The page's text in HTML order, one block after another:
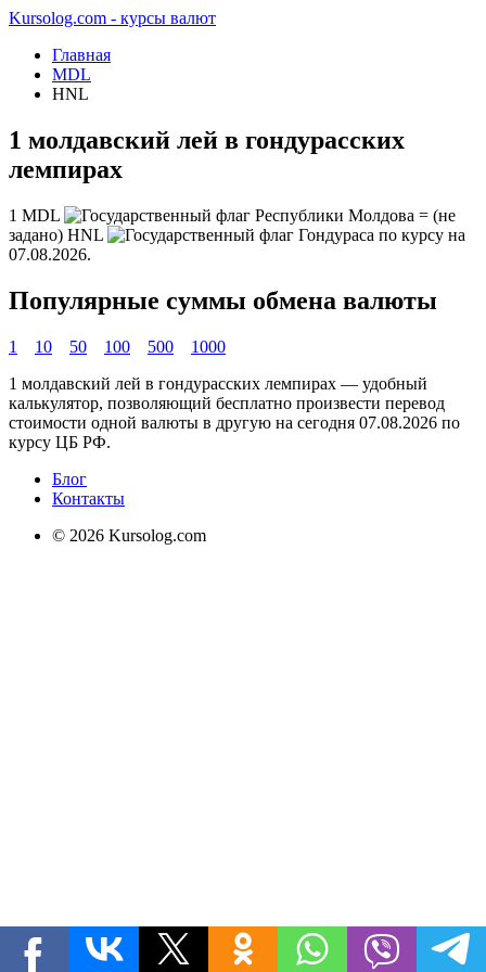
Kursolog.com - курсы валют
Главная
MDL
HNL
1 молдавский лей в гондурасских
лемпирах
1 MDL = (не
задано) HNL
по курсу на
07.08.2026.
Популярные суммы обмена валюты
1 10 50 100 500
1000
1 молдавский лей в гондурасских лемпирах — удобный
калькулятор, позволяющий бесплатно произвести перевод
стоимости одной валюты в другую на сегодня 07.08.2026 по
курсу ЦБ РФ.
Блог
Контакты
© 2026 Kursolog.com